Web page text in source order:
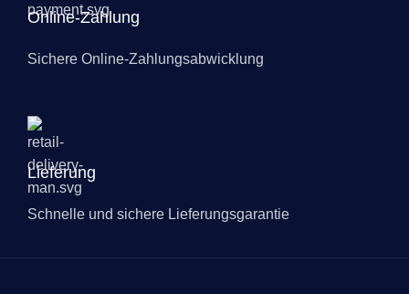
Online-Zahlung
Sichere Online-Zahlungsabwicklung
Lieferung
Schnelle und sichere Lieferungsgarantie